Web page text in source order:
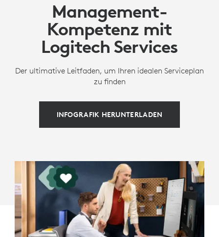
Management-
Kompetenz mit
Logitech Services
Der ultimative Leitfaden, um Ihren idealen Serviceplan
zu finden
INFOGRAFIK HERUNTERLADEN